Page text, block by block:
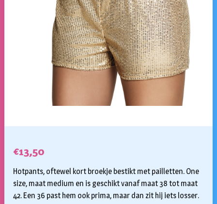
€13,50
Hotpants, oftewel kort broekje bestikt met pailletten. One
size, maat medium en is geschikt vanaf maat 38 tot maat
42. Een 36 past hem ook prima, maar dan zit hij iets losser.